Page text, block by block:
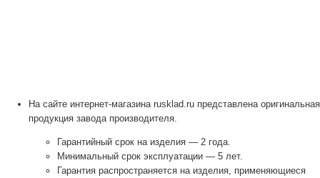
На сайте интернет-магазина rusklad.ru представлена оригинальная
продукция завода производителя.
Гарантийный срок на изделия — 2 года.
Минимальный срок эксплуатации — 5 лет.
Гарантия распространяется на изделия, применяющиеся